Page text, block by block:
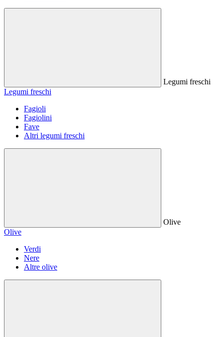
Legumi freschi
Legumi freschi
Fagioli
Fagiolini
Fave
Altri legumi freschi
Olive
Olive
Verdi
Nere
Altre olive